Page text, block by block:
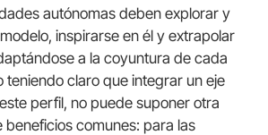
autónomas deben explorar y
inspirarse en él y extrapolar
a la coyuntura de cada
teniendo claro que integrar un eje
perfil, no puede suponer otra
beneficios comunes: para las